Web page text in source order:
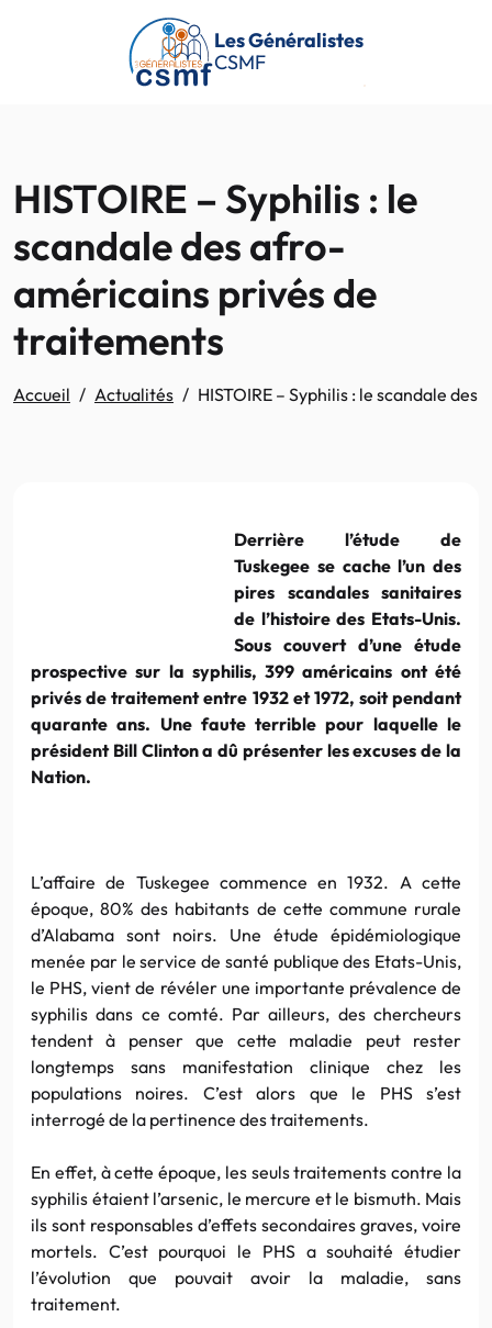
Passer au contenu principal
Les Généralistes
CSMF
HISTOIRE – Syphilis : le
scandale des afro-
américains privés de
traitements
Accueil Actualités HISTOIRE – Syphilis : le scandale
Derrière l’étude de
Tuskegee se cache l’un des
pires scandales sanitaires
de l’histoire des Etats-Unis.
Sous couvert d’une étude
prospective sur la syphilis, 399 américains ont été
privés de traitement entre 1932 et 1972, soit pendant
quarante ans. Une faute terrible pour laquelle le
président Bill Clinton a dû présenter les excuses de la
Nation.
L’affaire de Tuskegee commence en 1932. A cette
époque, 80% des habitants de cette commune rurale
d’Alabama sont noirs. Une étude épidémiologique
menée par le service de santé publique des Etats-Unis,
le PHS, vient de révéler une importante prévalence de
syphilis dans ce comté. Par ailleurs, des chercheurs
tendent à penser que cette maladie peut rester
longtemps sans manifestation clinique chez les
populations noires. C’est alors que le PHS s’est
interrogé de la pertinence des traitements.
En effet, à cette époque, les seuls traitements contre la
syphilis étaient l’arsenic, le mercure et le bismuth. Mais
ils sont responsables d’effets secondaires graves, voire
mortels. C’est pourquoi le PHS a souhaité étudier
l’évolution que pouvait avoir la maladie, sans
traitement.